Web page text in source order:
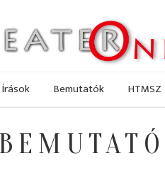
Írások Bemutatók HTMSZ